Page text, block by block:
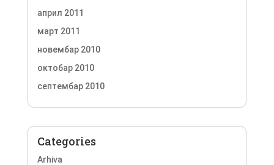
април 2011
март 2011
новембар 2010
октобар 2010
септембар 2010
Categories
Arhiva